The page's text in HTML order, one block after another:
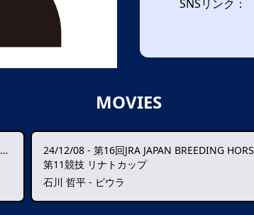
SNSリンク：
MOVIES
24/12/08 - 第16回JRA JAPAN BREEDING HORSE SHOW
第11競技 リナトカップ
石川 哲平 - ビウラ